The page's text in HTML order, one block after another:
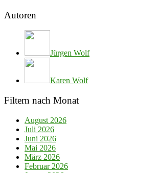
Autoren
Jürgen Wolf
Karen Wolf
Filtern nach Monat
August 2026
Juli 2026
Juni 2026
Mai 2026
März 2026
Februar 2026